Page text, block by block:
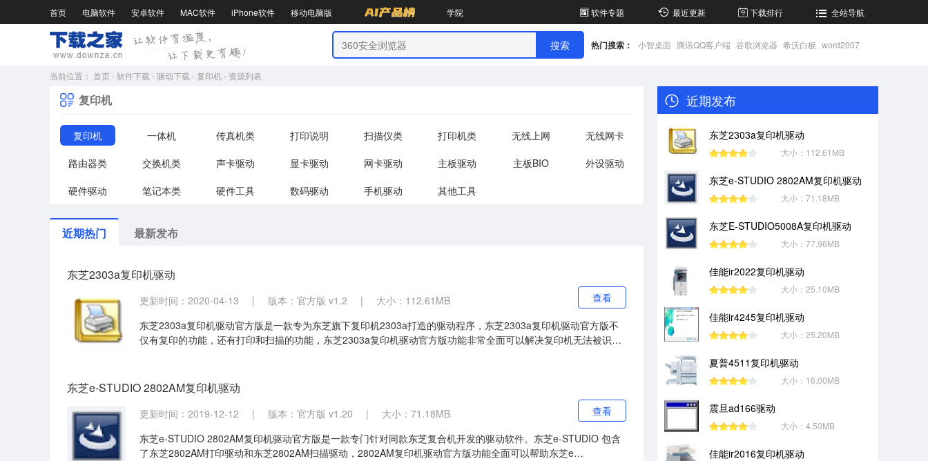
首页 电脑软件 安卓软件 MAC软件 iPhone软件 移动电脑版 学院 软件专题 最近更新 下载排行 全站导航
热门搜索： 小智桌面 腾讯QQ客户端 谷歌浏览器 希沃白板 word2007
当前位置： 首页-软件下载 -驱动下载 -复印机- 资源列表
复印机
复印机 一体机 传真机类 打印说明 扫描仪类 打印机类 无线上网
无线网卡
路由器类
交换机类 声卡驱动 显卡驱动 网卡驱动 主板驱动 主板BIO
外设驱动
硬件驱动
笔记本类 硬件工具 数码驱动 手机驱动 其他工具
近期热门 最新发布
东芝2303a复印机驱动
更新时间：2020-04-13 | 版本：官方版 v1.2 |
大小：112.61MB
东芝2303a复印机驱动官方版是一款专为东芝旗下复印机2303a打造的驱动程序，东芝2303a复印机驱动官方版不
仅有复印的功能，还有打印和扫描的功能，东芝2303a复印机驱动官方版功能非常全面可以解决复印机无法被识别
查看
东芝e-STUDIO 2802AM复印机驱动
更新时间：2019-12-12 | 版本：官方版 v1.20 |
大小：71.18MB
东芝e-STUDIO 2802AM复印机驱动官方版是一款专门针对同款东芝复合机开发的驱动软件。东芝e-STUDIO 包含
了东芝2802AM打印驱动和东芝2802AM扫描驱动，2802AM复印机驱动官方版功能全面可以帮助东芝e
查看
近期发布
东芝2303a复印机驱动
大小：112.61MB
东芝e-STUDIO 2802AM复印机驱动
大小：71.18MB
东芝E-STUDIO5008A复印机驱动
大小：77.96MB
佳能ir2022复印机驱动
大小：25.10MB
佳能ir4245复印机驱动
大小：25.20MB
夏普4511复印机驱动
大小：16.00MB
震旦ad166驱动
大小：4.50MB
佳能ir2016复印机驱动